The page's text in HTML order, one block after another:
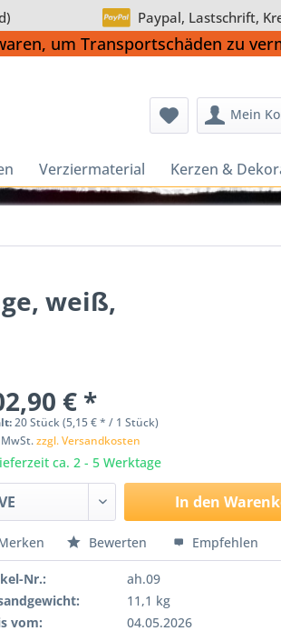
Paypal, Lastschrift,
um Transportschäden zu
Mein
Verziermaterial Kerzen &
weiß,
€ *
20 Stück (5,15 € * / 1 Stück)
zzgl. Versandkosten
ca. 2 - 5 Werktage
In den
Bewerten Empfehlen
Nr.:
ah.09
11,1 kg
vom:
04.05.2026